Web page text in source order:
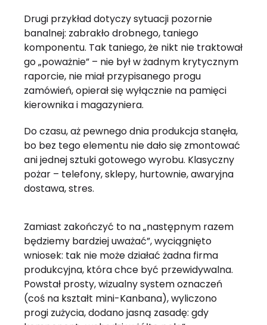
Drugi przykład dotyczy sytuacji pozornie
banalnej: zabrakło drobnego, taniego
komponentu. Tak taniego, że nikt nie traktował
go „poważnie” – nie był w żadnym krytycznym
raporcie, nie miał przypisanego progu
zamówień, opierał się wyłącznie na pamięci
kierownika i magazyniera.
Do czasu, aż pewnego dnia produkcja stanęła,
bo bez tego elementu nie dało się zmontować
ani jednej sztuki gotowego wyrobu. Klasyczny
pożar – telefony, sklepy, hurtownie, awaryjna
dostawa, stres.
Zamiast zakończyć to na „następnym razem
będziemy bardziej uważać”, wyciągnięto
wniosek: tak nie może działać żadna firma
produkcyjna, która chce być przewidywalna.
Powstał prosty, wizualny system oznaczeń
(coś na kształt mini-Kanbana), wyliczono
progi zużycia, dodano jasną zasadę: gdy